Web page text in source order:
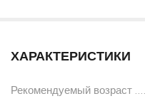
ХАРАКТЕРИСТИКИ
Рекомендуемый возраст